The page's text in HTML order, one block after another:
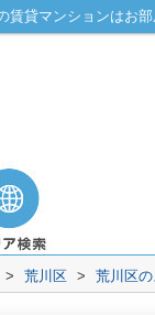
賃貸マンションはお部
> 荒川区 > 荒川区